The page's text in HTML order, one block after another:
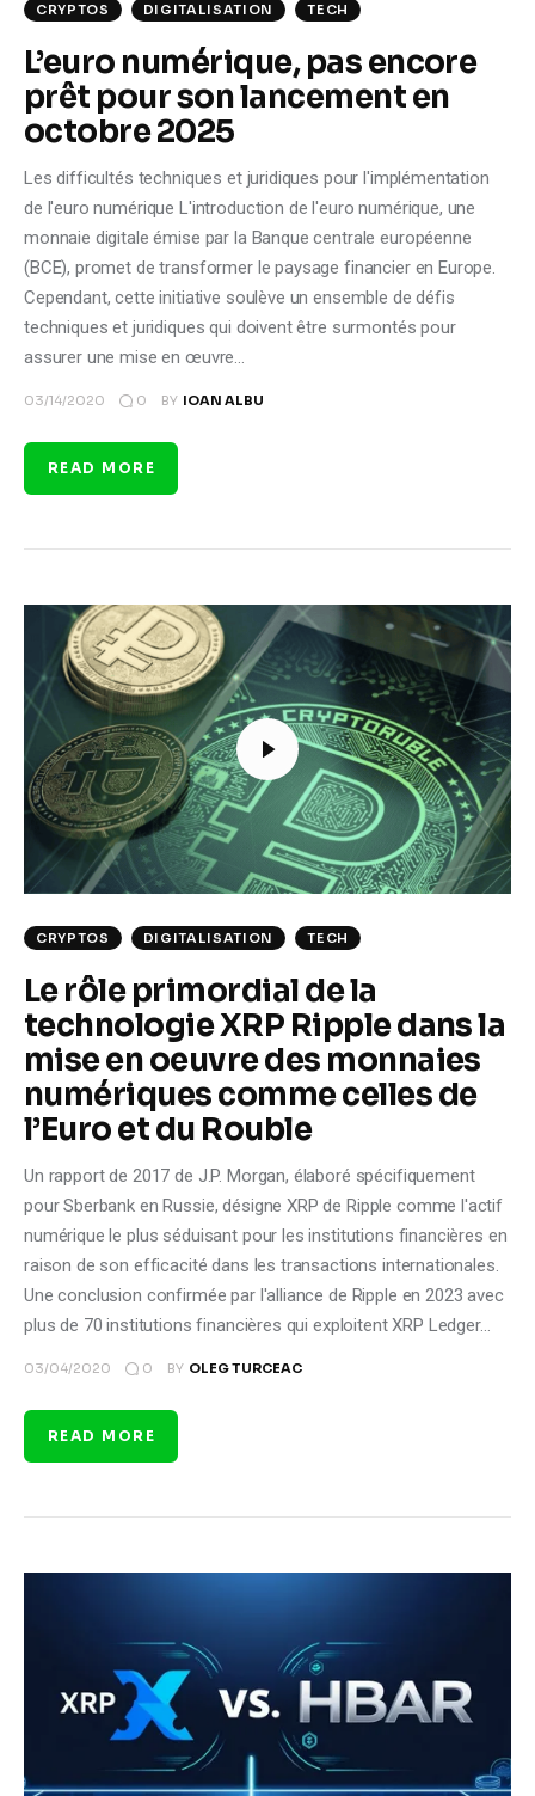
CRYPTOS DIGITALISATION TECH
L’euro numérique, pas encore
prêt pour son lancement en
octobre 2025
Les difficultés techniques et juridiques pour l'implémentation
de l'euro numérique L'introduction de l'euro numérique, une
monnaie digitale émise par la Banque centrale européenne
(BCE), promet de transformer le paysage financier en Europe.
Cependant, cette initiative soulève un ensemble de défis
techniques et juridiques qui doivent être surmontés pour
assurer une mise en œuvre…
03/14/2020 0 BY IOAN ALBU
READ MORE
CRYPTOS DIGITALISATION TECH
Le rôle primordial de la
technologie XRP Ripple dans la
mise en oeuvre des monnaies
numériques comme celles de
l’Euro et du Rouble
Un rapport de 2017 de J.P. Morgan, élaboré spécifiquement
pour Sberbank en Russie, désigne XRP de Ripple comme l'actif
numérique le plus séduisant pour les institutions financières en
raison de son efficacité dans les transactions internationales.
Une conclusion confirmée par l'alliance de Ripple en 2023 avec
plus de 70 institutions financières qui exploitent XRP Ledger…
03/04/2020 0 BY OLEG TURCEAC
READ MORE